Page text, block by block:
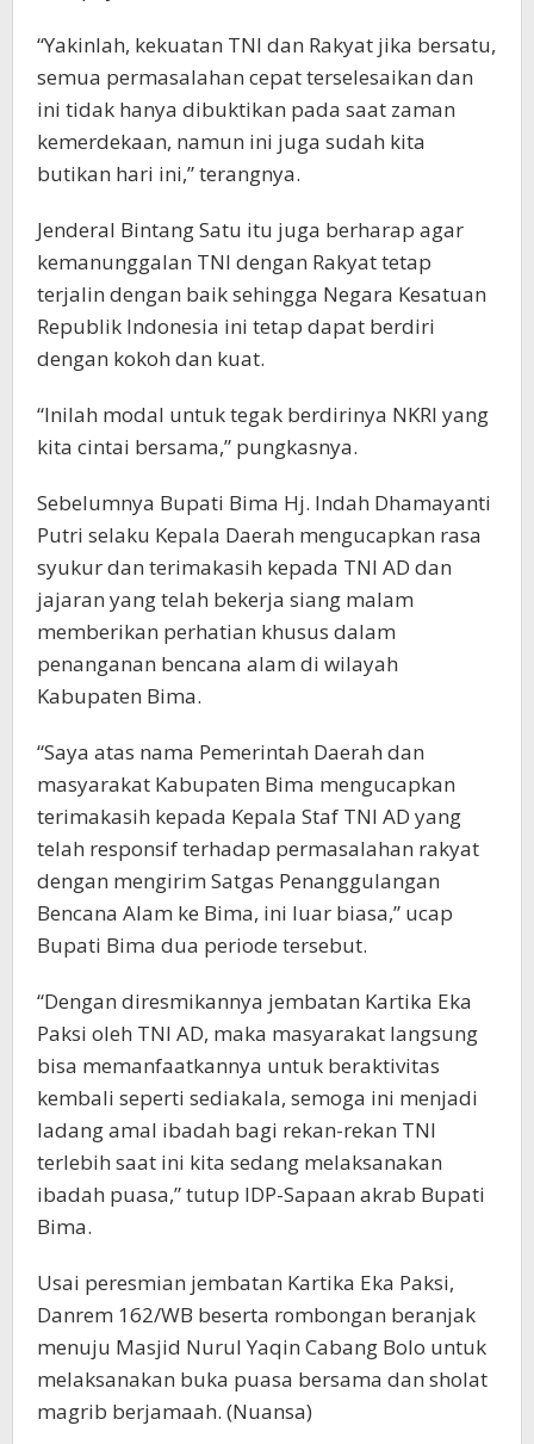
“Yakinlah, kekuatan TNI dan Rakyat jika bersatu,
semua permasalahan cepat terselesaikan dan
ini tidak hanya dibuktikan pada saat zaman
kemerdekaan, namun ini juga sudah kita
butikan hari ini,” terangnya.
Jenderal Bintang Satu itu juga berharap agar
kemanunggalan TNI dengan Rakyat tetap
terjalin dengan baik sehingga Negara Kesatuan
Republik Indonesia ini tetap dapat berdiri
dengan kokoh dan kuat.
“Inilah modal untuk tegak berdirinya NKRI yang
kita cintai bersama,” pungkasnya.
Sebelumnya Bupati Bima Hj. Indah Dhamayanti
Putri selaku Kepala Daerah mengucapkan rasa
syukur dan terimakasih kepada TNI AD dan
jajaran yang telah bekerja siang malam
memberikan perhatian khusus dalam
penanganan bencana alam di wilayah
Kabupaten Bima.
“Saya atas nama Pemerintah Daerah dan
masyarakat Kabupaten Bima mengucapkan
terimakasih kepada Kepala Staf TNI AD yang
telah responsif terhadap permasalahan rakyat
dengan mengirim Satgas Penanggulangan
Bencana Alam ke Bima, ini luar biasa,” ucap
Bupati Bima dua periode tersebut.
“Dengan diresmikannya jembatan Kartika Eka
Paksi oleh TNI AD, maka masyarakat langsung
bisa memanfaatkannya untuk beraktivitas
kembali seperti sediakala, semoga ini menjadi
ladang amal ibadah bagi rekan-rekan TNI
terlebih saat ini kita sedang melaksanakan
ibadah puasa,” tutup IDP-Sapaan akrab Bupati
Bima.
Usai peresmian jembatan Kartika Eka Paksi,
Danrem 162/WB beserta rombongan beranjak
menuju Masjid Nurul Yaqin Cabang Bolo untuk
melaksanakan buka puasa bersama dan sholat
magrib berjamaah. (Nuansa)